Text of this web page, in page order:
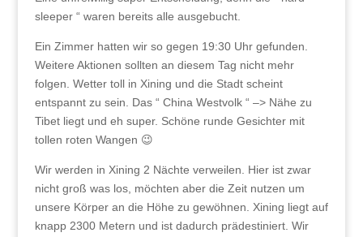
sleeper “ waren bereits alle ausgebucht.
Ein Zimmer hatten wir so gegen 19:30 Uhr gefunden.
Weitere Aktionen sollten an diesem Tag nicht mehr
folgen. Wetter toll in Xining und die Stadt scheint
entspannt zu sein. Das “ China Westvolk “ –> Nähe zu
Tibet liegt und eh super. Schöne runde Gesichter mit
tollen roten Wangen 😉
Wir werden in Xining 2 Nächte verweilen. Hier ist zwar
nicht groß was los, möchten aber die Zeit nutzen um
unsere Körper an die Höhe zu gewöhnen. Xining liegt auf
knapp 2300 Metern und ist dadurch prädestiniert. Wir